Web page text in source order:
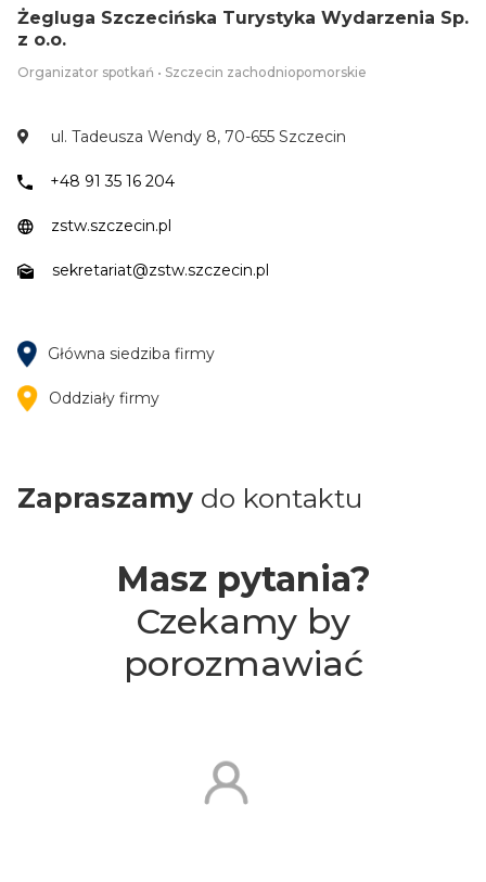
Żegluga Szczecińska Turystyka Wydarzenia Sp.
z o.o.
Organizator spotkań • Szczecin zachodniopomorskie
ul. Tadeusza Wendy 8, 70-655 Szczecin
+48 91 35 16 204
zstw.szczecin.pl
sekretariat@zstw.szczecin.pl
Główna siedziba firmy
Oddziały firmy
Zapraszamy do kontaktu
Masz pytania?
Czekamy by
porozmawiać